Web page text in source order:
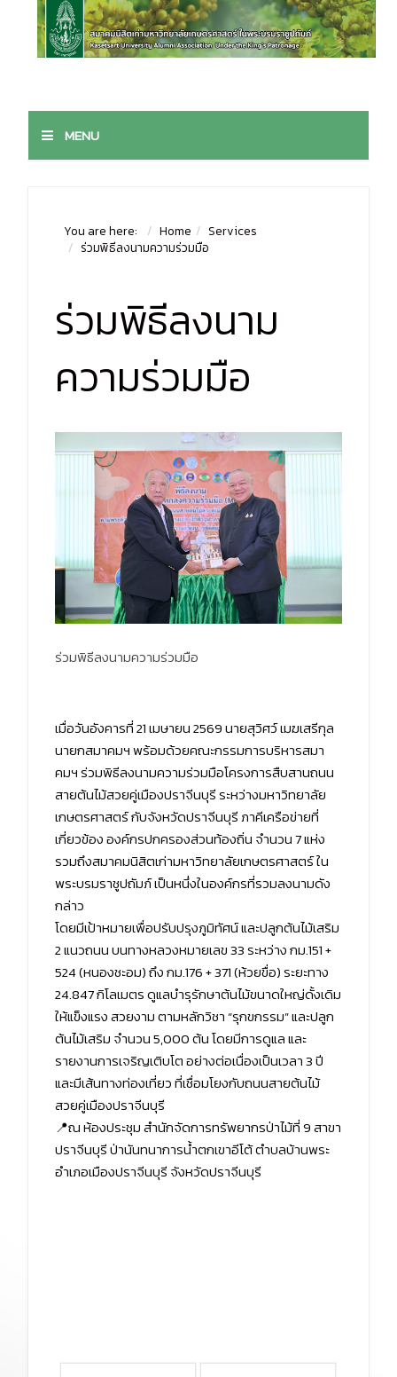
MENU
You are here: Home
Services
ร่วมพิธีลงนามความร่วมมือ
ร่วมพิธีลงนาม
ความร่วมมือ
ร่วมพิธีลงนามความร่วมมือ
เมื่อวันอังคารที่ 21 เมษายน 2569 นายสุวิศว์ เมฆเสรีกุล
นายกสมาคมฯ พร้อมด้วยคณะกรรมการบริหารสมา
คมฯ ร่วมพิธีลงนามความร่วมมือโครงการสืบสานถนน
สายต้นไม้สวยคู่เมืองปราจีนบุรี ระหว่างมหาวิทยาลัย
เกษตรศาสตร์ กับจังหวัดปราจีนบุรี ภาคีเครือข่ายที่
เกี่ยวข้อง องค์กรปกครองส่วนท้องถิ่น จำนวน 7 แห่ง
รวมถึงสมาคมนิสิตเก่ามหาวิทยาลัยเกษตรศาสตร์ ใน
พระบรมราชูปถัมภ์ เป็นหนึ่งในองค์กรที่รวมลงนามดัง
กล่าว
โดยมีเป้าหมายเพื่อปรับปรุงภูมิทัศน์ และปลูกต้นไม้เสริม
2 แนวถนน บนทางหลวงหมายเลข 33 ระหว่าง กม.151 +
524 (หนองชะอม) ถึง กม.176 + 371 (ห้วยขื่อ) ระยะทาง
24.847 กิโลเมตร ดูแลบำรุรักษาต้นไม้ขนาดใหญ่ดั้งเดิม
ให้แข็งแรง สวยงาม ตามหลักวิชา “รุกขกรรม” และปลูก
ต้นไม้เสริม จำนวน 5,000 ต้น โดยมีการดูแล และ
รายงานการเจริญเติบโต อย่างต่อเนื่องเป็นเวลา 3 ปี
และมีเส้นทางท่องเที่ยว ที่เชื่อมโยงกับถนนสายต้นไม้
สวยคู่เมืองปราจีนบุรี
📍ณ ห้องประชุม สำนักจัดการทรัพยากรป่าไม้ที่ 9 สาขา
ปราจีนบุรี ป่านันทนาการน้ำตกเขาอีโต้ ตำบลบ้านพระ
อำเภอเมืองปราจีนบุรี จังหวัดปราจีนบุรี